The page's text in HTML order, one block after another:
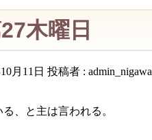
木曜日
月11日 投稿者 : admin_nigawa
、と主は言われる。